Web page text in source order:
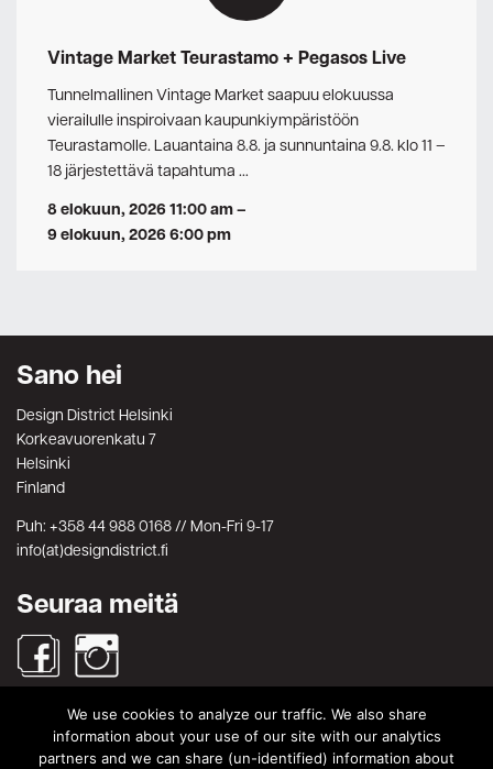
Vintage Market Teurastamo + Pegasos Live
Tunnelmallinen Vintage Market saapuu elokuussa
vierailulle inspiroivaan kaupunkiympäristöön
Teurastamolle. Lauantaina 8.8. ja sunnuntaina 9.8. klo 11 –
18 järjestettävä tapahtuma …
8 elokuun, 2026 11:00 am–
9 elokuun, 2026 6:00 pm
Sano hei
Design District Helsinki
Korkeavuorenkatu 7
Helsinki
Finland
Puh: +358 44 988 0168 // Mon-Fri 9-17
info(at)designdistrict.fi
Seuraa meitä
HakuWe use cookies to analyze our traffic. We also share
information about your use of our site with our analytics
partners and we can share (un-identified) information about